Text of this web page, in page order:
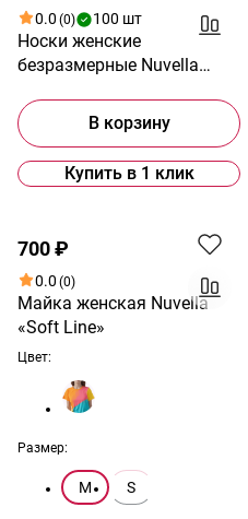
0.0 (0) 100 шт
Носки женские
безразмерные Nuvella
В корзину
Купить в 1 клик
700 ₽
0.0 (0)
Майка женская Nuvella
«Soft Line»
Цвет:
Размер:
M S